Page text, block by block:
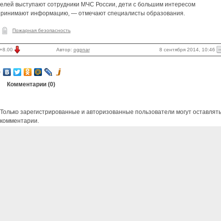
выступают сотрудники МЧС России, дети с большим интересом
информацию, — отмечают специалисты образования.
Пожарная безопасность
+8.00 Автор: ogpnar 8 сентября 2014, 10:46
Комментарии (0)
Только зарегистрированные и авторизованные пользователи могут оставлять
комментарии.